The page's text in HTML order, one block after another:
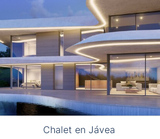
Chalet en Jávea